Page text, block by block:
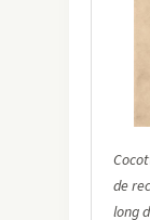
de
long